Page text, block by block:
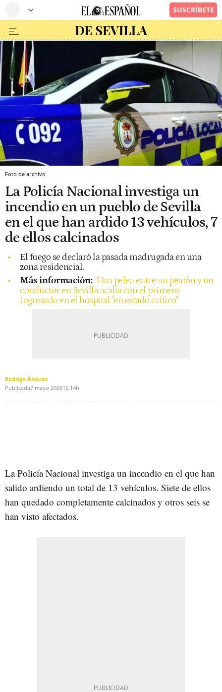
Foto de archivo
La Policía Nacional investiga un
incendio en un pueblo de Sevilla
en el que han ardido 13 vehículos, 7
de ellos calcinados
El fuego se declaró la pasada madrugada en una
zona residencial.
Más información: Una pelea entre un peatón y un
conductor en Sevilla acaba con el primero
ingresado en el hospital "en estado crítico"
Rodrigo Álvarez
Publicada7 mayo 202615:14h
La Policía Nacional investiga un incendio en el que han
salido ardiendo un total de 13 vehículos. Siete de ellos
han quedado completamente calcinados y otros seis se
han visto afectados.